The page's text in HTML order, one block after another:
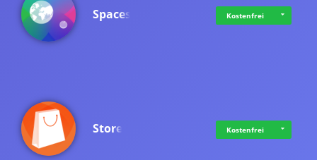
Spaces Kostenfrei
Store Kostenfrei